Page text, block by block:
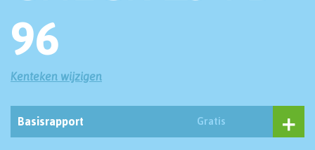
96
Kenteken wijzigen
Basisrapport Gratis